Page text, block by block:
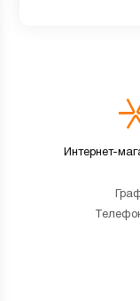
Интернет-